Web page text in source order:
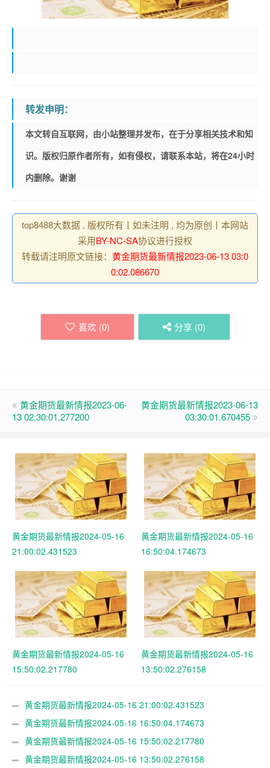
转发申明：
本文转自互联网，由小站整理并发布，在于分享相关技术和知
识。版权归原作者所有，如有侵权，请联系本站，将在24小时
内删除。谢谢
top8488大数据 , 版权所有丨如未注明 , 均为原创丨本网站
采用BY-NC-SA协议进行授权
转载请注明原文链接： 黄金期货最新情报2023-06-13 03:0
0:02.086670
喜欢 (0) 分享 (0)
黄金期货最新情报2023-06-
13 02:30:01.277200
黄金期货最新情报2023-06-13
03:30:01.670455
黄金期货最新情报2024-05-16
21:00:02.431523
黄金期货最新情报2024-05-16
16:50:04.174673
黄金期货最新情报2024-05-16
15:50:02.217780
黄金期货最新情报2024-05-16
13:50:02.276158
黄金期货最新情报2024-05-16 21:00:02.431523
黄金期货最新情报2024-05-16 16:50:04.174673
黄金期货最新情报2024-05-16 15:50:02.217780
黄金期货最新情报2024-05-16 13:50:02.276158